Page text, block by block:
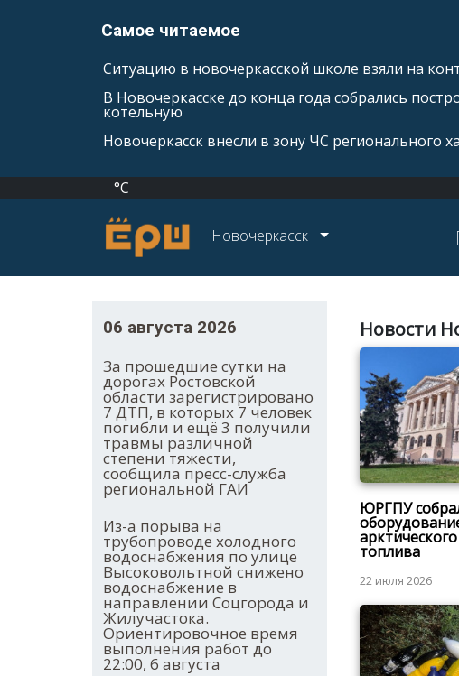
Самое читаемое
Ситуацию в новочеркасской школе взяли на
В Новочеркасске до конца года собрались
котельную
Новочеркасск внесли в зону ЧС регионального
°C
Новочеркасск
06 августа 2026
За прошедшие сутки на
дорогах Ростовской
области зарегистрировано
7 ДТП, в которых 7 человек
погибли и ещё 3 получили
травмы различной
степени тяжести,
сообщила пресс-служба
региональной ГАИ
Из-а порыва на
трубопроводе холодного
водоснабжения по улице
Высоковольтной снижено
водоснабжение в
направлении Соцгорода и
Жилучастока.
Ориентировочное время
выполнения работ до
22:00, 6 августа
Новости
ЮРГПУ
топлива
22 июля 2026